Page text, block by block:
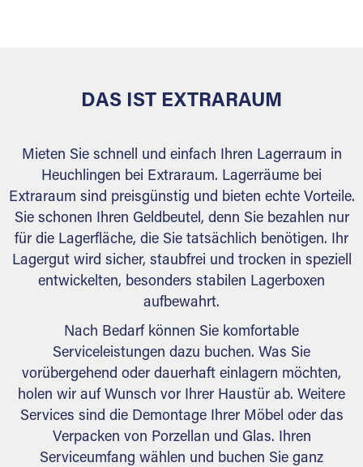
DAS IST EXTRARAUM
Mieten Sie schnell und einfach Ihren Lagerraum in
Heuchlingen bei Extraraum. Lagerräume bei
Extraraum sind preisgünstig und bieten echte Vorteile.
Sie schonen Ihren Geldbeutel, denn Sie bezahlen nur
für die Lagerfläche, die Sie tatsächlich benötigen. Ihr
Lagergut wird sicher, staubfrei und trocken in speziell
entwickelten, besonders stabilen Lagerboxen
aufbewahrt.
Nach Bedarf können Sie komfortable
Serviceleistungen dazu buchen. Was Sie
vorübergehend oder dauerhaft einlagern möchten,
holen wir auf Wunsch vor Ihrer Haustür ab. Weitere
Services sind die Demontage Ihrer Möbel oder das
Verpacken von Porzellan und Glas. Ihren
Serviceumfang wählen und buchen Sie ganz